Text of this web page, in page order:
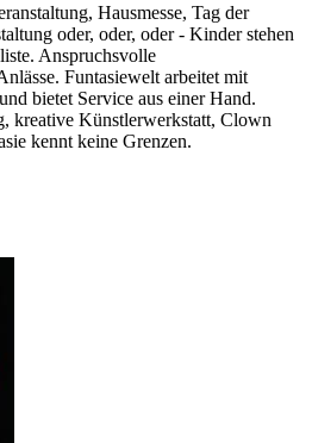
Hausmesse, Tag der
oder, oder, oder - Kinder stehen
Anspruchsvolle
Funtasiewelt arbeitet mit
bietet Service aus einer Hand.
kreative Künstlerwerkstatt, Clown
kennt keine Grenzen.